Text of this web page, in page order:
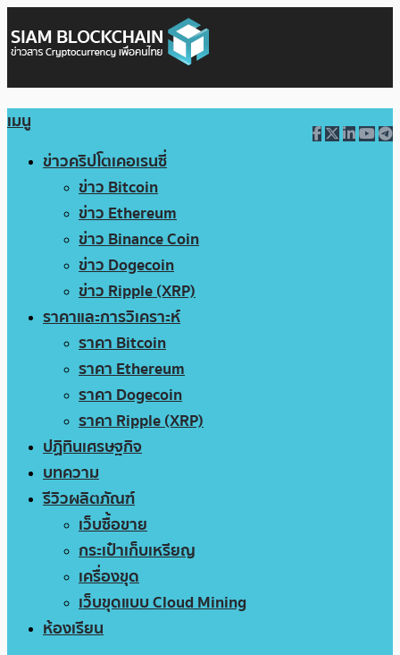
เมนู
ข่าวคริปโตเคอเรนซี่
ข่าว Bitcoin
ข่าว Ethereum
ข่าว Binance Coin
ข่าว Dogecoin
ข่าว Ripple (XRP)
ราคาและการวิเคราะห์
ราคา Bitcoin
ราคา Ethereum
ราคา Dogecoin
ราคา Ripple (XRP)
ปฏิทินเศรษฐกิจ
บทความ
รีวิวผลิตภัณฑ์
เว็บซื้อขาย
กระเป๋าเก็บเหรียญ
เครื่องขุด
เว็บขุดแบบ Cloud Mining
ห้องเรียน